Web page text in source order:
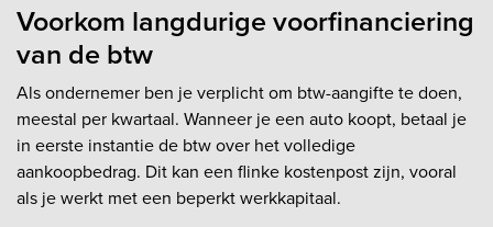
Voorkom langdurige voorfinanciering
van de btw
Als ondernemer ben je verplicht om btw-aangifte te doen,
meestal per kwartaal. Wanneer je een auto koopt, betaal je
in eerste instantie de btw over het volledige
aankoopbedrag. Dit kan een flinke kostenpost zijn, vooral
als je werkt met een beperkt werkkapitaal.